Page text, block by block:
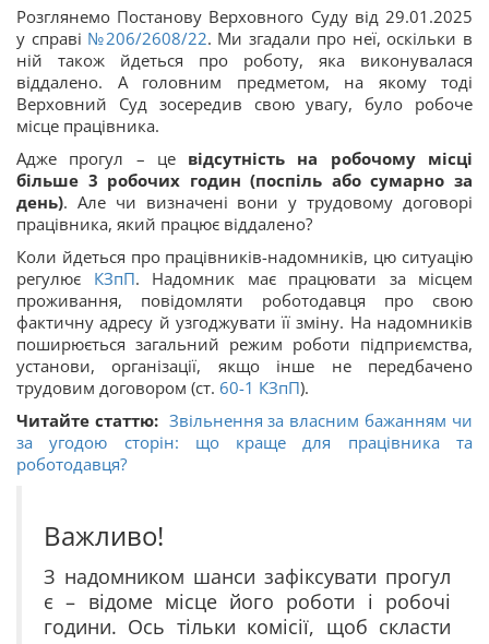
Розглянемо Постанову Верховного Суду від 29.01.2025
у справі №206/2608/22. Ми згадали про неї, оскільки в
ній також йдеться про роботу, яка виконувалася
віддалено. А головним предметом, на якому тоді
Верховний Суд зосередив свою увагу, було робоче
місце працівника.
Адже прогул – це відсутність на робочому місці
більше 3 робочих годин (поспіль або сумарно за
день). Але чи визначені вони у трудовому договорі
працівника, який працює віддалено?
Коли йдеться про працівників-надомників, цю ситуацію
регулює КЗпП. Надомник має працювати за місцем
проживання, повідомляти роботодавця про свою
фактичну адресу й узгоджувати її зміну. На надомників
поширюється загальний режим роботи підприємства,
установи, організації, якщо інше не передбачено
трудовим договором (ст. 60-1 КЗпП).
Читайте статтю: Звільнення за власним бажанням чи
за угодою сторін: що краще для працівника та
роботодавця?
Важливо!
З надомником шанси зафіксувати прогул
є – відоме місце його роботи і робочі
години. Ось тільки комісії, щоб скласти